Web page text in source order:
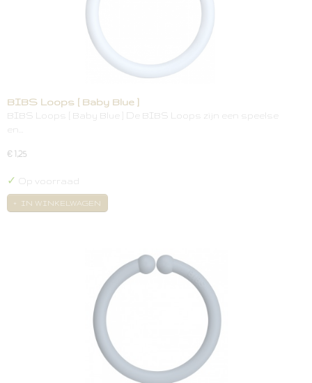
BIBS Loops [ Baby Blue ]
BIBS Loops [ Baby Blue ] De BIBS Loops zijn een speelse
en…
€ 1,25
✓ Op voorraad
IN WINKELWAGEN